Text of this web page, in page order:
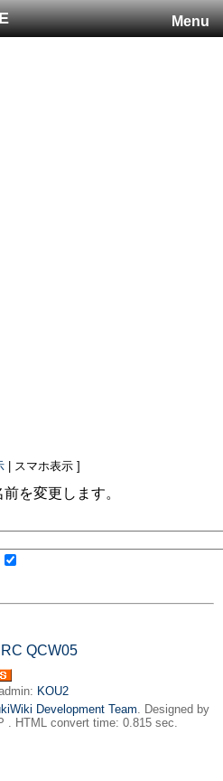
Menu
| スマホ表示 ]
前を変更します。
QCW05
KOU2
Development Team. Designed by
. HTML convert time: 0.815 sec.